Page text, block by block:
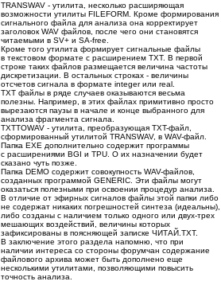
TRANSWAV - утилита, несколько расширяющая
возможности утилиты FILEFORM. Кроме формирования
сигнального файла для анализа она корректирует
заголовок WAV файлов, после чего они становятся
читаемыми в SV+ и SA-free.
Кроме того утилита формирует сигнальные файлы
в текстовом формате с расширением TXT. В первой
строке таких файлов размещается величина частоты
дискретизации. В остальных строках - величины
отсчетов сигнала в формате integer или real.
TXT файлы в ряде случаев оказываются весьма
полезны. Например, в этих файлах примитивно просто
вырезаются паузы в начале и конце выбранного для
анализа фрагмента сигнала.
TXTTOWAV - утилита, преобразующая TXT-файл,
сформированный утилитой TRANSWAV, в WAV-файл.
Папка EXE дополнительно содержит программы
с расширениями BGI и TPU. О их назначении будет
сказано чуть позже.
Папка DEMO содержит совокупность WAV-файлов,
созданных программой GENERIC. Эти файлы могут
оказаться полезными при освоении процедур анализа.
В отличие от эфирных сигналов файлы этой папки либо
не содержат никаких погрешностей синтеза (идеальны),
либо созданы с наличием только одного или двух-трех
мешающих воздействий, величины которых
зафиксированы в поясняющей записке ЧИТАЙ.TXT.
В заключение этого раздела напомню, что при
наличии интереса со стороны форумчан содержание
файлового архива может быть дополнено еще
несколькими утилитами, позволяющими повысить
точность анализа.